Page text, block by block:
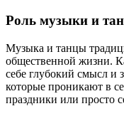
Роль музыки и
Музыка и танцы
общественной жизни.
себе глубокий смысл и
которые проникают в
праздники или просто